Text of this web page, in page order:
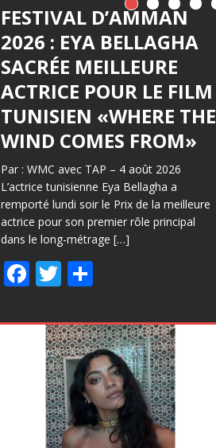
FESTIVAL D’AMMAN
2026 : EYA BELLAGHA
SACRÉE MEILLEURE
ACTRICE POUR LE FILM
TUNISIEN «WHERE THE
WIND COMES FROM»
Par : WMC avec TAP – 4 août 2026
L’actrice tunisienne Eya Bellagha a
remporté lundi soir le Prix de la meilleure
actrice pour son premier rôle principal
dans le long-métrage […]
F
e
T
itt
er
P
ta
g
er